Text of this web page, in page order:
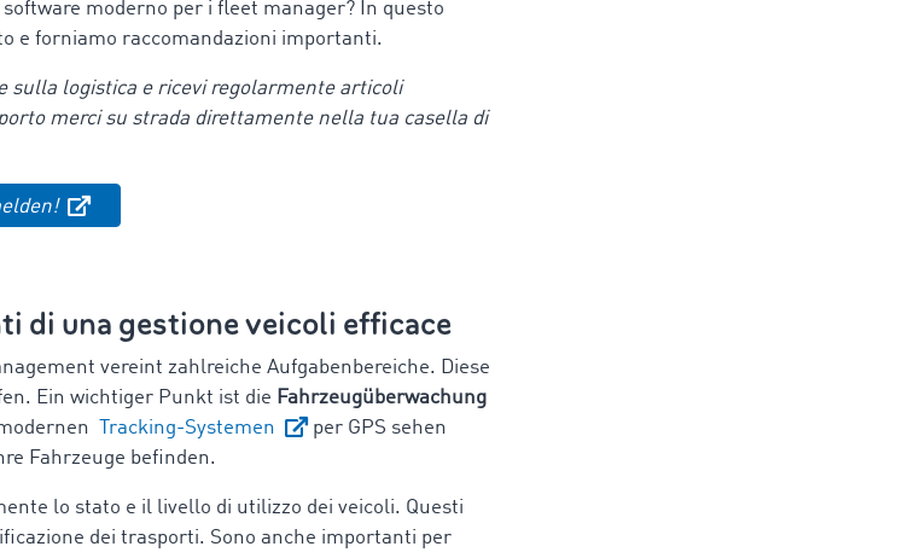
moderno per i fleet manager? In questo
e forniamo raccomandazioni importanti.
sulla logistica e ricevi regolarmente articoli
merci su strada direttamente nella tua casella di
di una gestione veicoli efficace
vereint zahlreiche Aufgabenbereiche. Diese
Ein wichtiger Punkt ist die Fahrzeugüberwachung
Tracking-Systemen
per GPS sehen
Fahrzeuge befinden.
lo stato e il livello di utilizzo dei veicoli. Questi
dei trasporti. Sono anche importanti per